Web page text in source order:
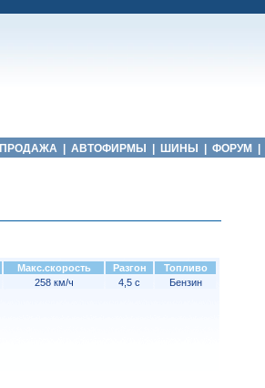
ПРОДАЖА АВТОФИРМЫ ШИНЫ ФОРУМ
Макс.скорость Разгон
Топливо
258 км/ч 4,5 с Бензин